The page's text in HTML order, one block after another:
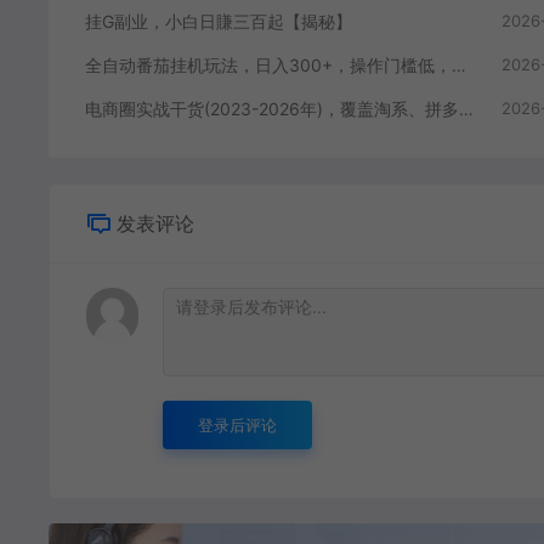
挂G副业，小白日賺三百起【揭秘】
全自动番茄挂机玩法，日入300+，操作门槛低，一台电脑即可开展
电商圈实战干货(2023-2026年)，覆盖淘系、拼多多、抖音、小红书等多平台，助力电商人避开坑、提效率、稳盈利(更新08月08日)
发表评论
登录后评论